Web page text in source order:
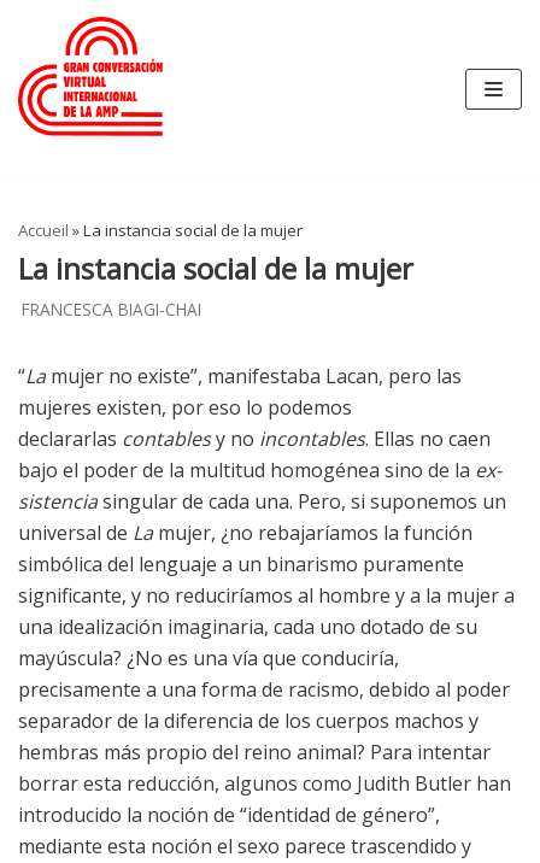
Skip
to
content
Accueil »La instancia social de la mujer
La instancia social de la mujer
FRANCESCA BIAGI-CHAI
“La mujer no existe”, manifestaba Lacan, pero las
mujeres existen, por eso lo podemos
declararlas contablesy no incontables. Ellas no caen
bajo el poder de la multitud homogénea sino de la ex-
sistenciasingular de cada una. Pero, si suponemos un
universal de La mujer, ¿no rebajaríamos la función
simbólica del lenguaje a un binarismo puramente
significante, y no reduciríamos al hombre y a la mujer a
una idealización imaginaria, cada uno dotado de su
mayúscula? ¿No es una vía que conduciría,
precisamente a una forma de racismo, debido al poder
separador de la diferencia de los cuerpos machos y
hembras más propio del reino animal? Para intentar
borrar esta reducción, algunos como Judith Butler han
introducido la noción de “identidad de género”,
mediante esta noción el sexo parece trascendido y